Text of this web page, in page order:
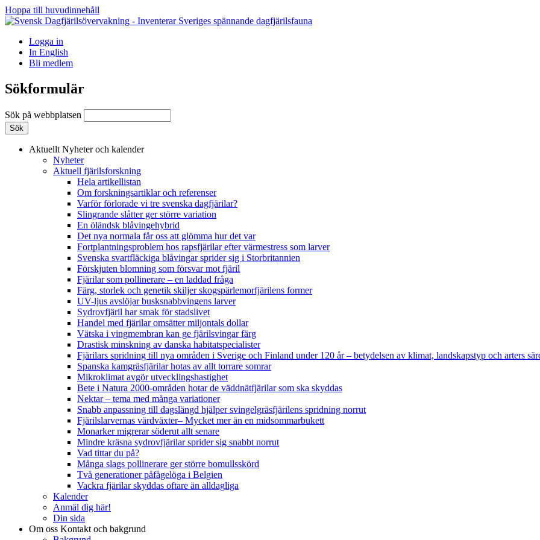
Hoppa till huvudinnehåll
Logga in
In English
Bli medlem
Sökformulär
Sök på webbplatsen
Aktuellt Nyheter och kalender
Nyheter
Aktuell fjärilsforskning
Hela artikellistan
Om forskningsartiklar och referenser
Varför förlorade vi tre svenska dagfjärilar?
Slingrande slåtter ger större variation
En öländsk blåvingehybrid
Det nya normala får oss att glömma hur det var
Fortplantningsproblem hos rapsfjärilar efter värmestress som larver
Svenska svartfläckiga blåvingar sprider sig i Storbritannien
Förskjuten blomning som försvar mot fjäril
Fjärilar som pollinerare – en laddad fråga
Färg, storlek och genetik skiljer skogspärlemorfjärilens former
UV-ljus avslöjar busksnabbvingens larver
Sydrovfjäril har smak för stadslivet
Handel med fjärilar omsätter miljontals dollar
Vätska i vingmembran kan ge fjärilsvingar färg
Drastisk minskning av danska habitatspecialister
Fjärilars spridning till nya områden i Sverige och Finland under 120 år– betydelsen av klimat, landskapstyp och arters
Spanska kamgräsfjärilar hotas av allt torrare somrar
Mikroklimat avgör utvecklingshastighet
Bete i Natura 2000-områden hotar de väddnätfjärilar som ska skyddas
Nektar – tema med många variationer
Snabb anpassning till dagslängd hjälper svingelgräsfjärilens spridning norrut
Fjärilslarvernas värdväxter– Mycket mer än en midsommarbukett
Monarker migrerar söderut allt senare
Mindre kräsna sydrovfjärilar sprider sig snabbt norrut
Vad tittar du på?
Många slags pollinerare ger större bomullsskörd
Två generationer påfågelöga i Belgien
Vackra fjärilar skyddas oftare än alldagliga
Kalender
Anmäl dig här!
Din sida
Om oss Kontakt och bakgrund